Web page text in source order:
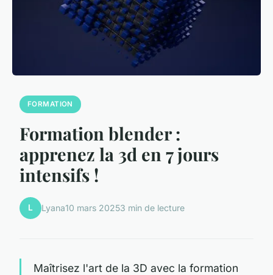
FORMATION
Formation blender :
apprenez la 3d en 7 jours
intensifs !
L Lyana10 mars 20253 min de lecture
Maîtrisez l'art de la 3D avec la formation